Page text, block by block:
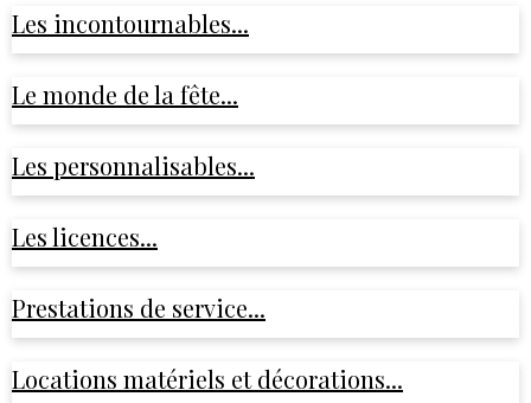
Les incontournables...
Le monde de la fête...
Les personnalisables...
Les licences...
Prestations de service...
Locations matériels et décorations...